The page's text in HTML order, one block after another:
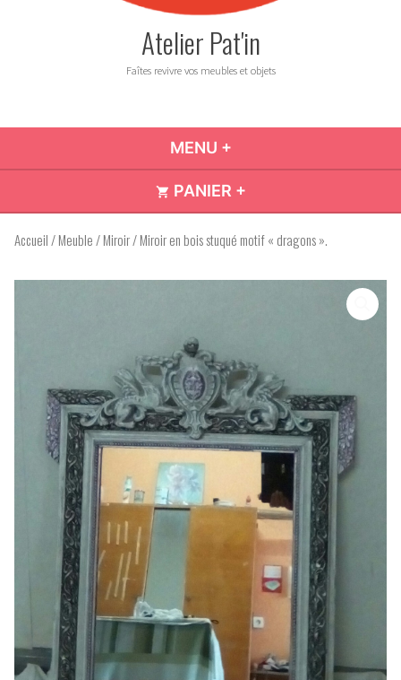
Atelier Pat'in
Faîtes revivre vos meubles et objets
MENU +
PANIER +
Accueil/Meuble/Miroir/ Miroir en bois stuqué motif « dragons ».